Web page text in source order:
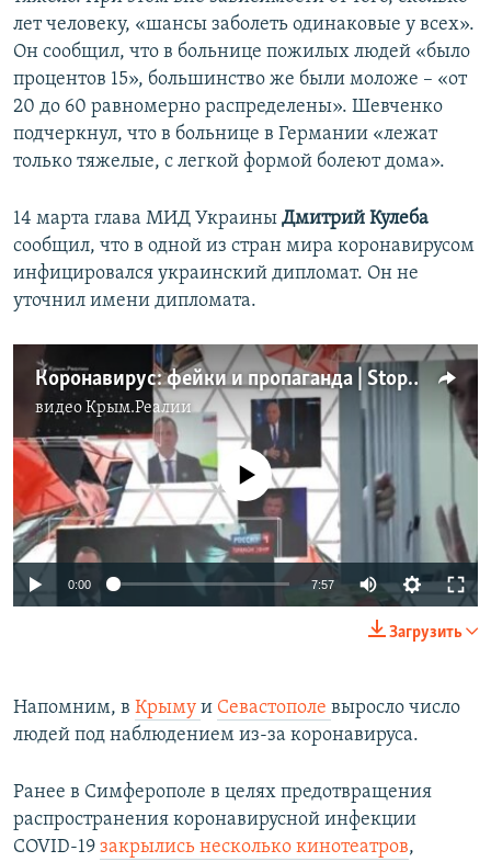
лет человеку, «шансы заболеть одинаковые у всех».
Он сообщил, что в больнице пожилых людей «было
процентов 15», большинство же были моложе – «от
20 до 60 равномерно распределены». Шевченко
подчеркнул, что в больнице в Германии «лежат
только тяжелые, с легкой формой болеют дома».
14 марта глава МИД Украины Дмитрий Кулеба
сообщил, что в одной из стран мира коронавирусом
инфицировался украинский дипломат. Он не
уточнил имени дипломата.
Коронавирус: фейки и пропаганда | StopFake News (видео)
видеоКрым.Реалии
1080p
No media source currently available
0:00 7:57
270p
1080p
Загрузить
Напомним, в Крыму и Севастополе выросло число
людей под наблюдением из-за коронавируса.
Ранее в Симферополе в целях предотвращения
распространения коронавирусной инфекции
COVID-19 закрылись несколько кинотеатров,